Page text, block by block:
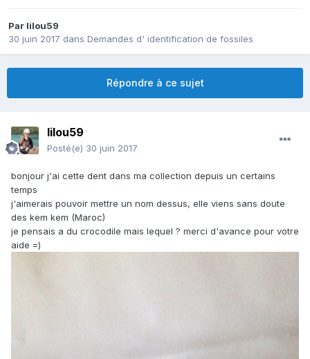
Par lilou59
30 juin 2017 dans Demandes d' identification de fossiles
Répondre à ce sujet
lilou59
Posté(e) 30 juin 2017
bonjour j'ai cette dent dans ma collection depuis un certains
temps
j'aimerais pouvoir mettre un nom dessus, elle viens sans doute
des kem kem (Maroc)
je pensais a du crocodile mais lequel ? merci d'avance pour votre
aide =)